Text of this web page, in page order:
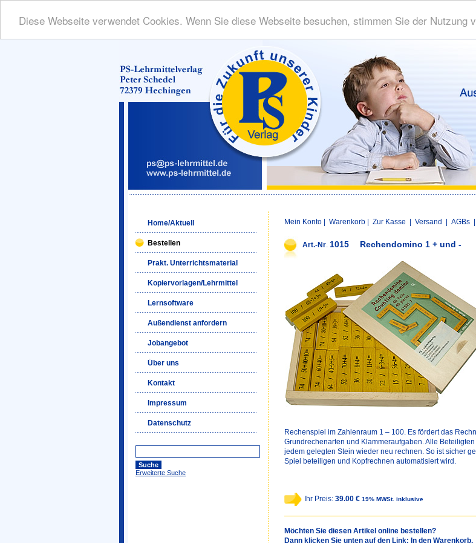
Diese Webseite verwendet Cookies. Wenn Sie diese Webseite besuchen, stimmen Sie der Nutzung
Home/Aktuell
Bestellen
Prakt. Unterrichtsmaterial
Kopiervorlagen/Lehrmittel
Lernsoftware
Außendienst anfordern
Jobangebot
Über uns
Kontakt
Impressum
Datenschutz
Erweiterte Suche
Mein Konto Warenkorb Zur Kasse Versand AGBs
Art.-Nr. 1015 Rechendomino 1 + und -
Rechenspiel im Zahlenraum 1 – 100. Es fördert das
Grundrechenarten und Klammeraufgaben. Alle
jedem gelegten Stein wieder neu rechnen. So ist sicher
Spiel beteiligen und Kopfrechnen automatisiert wird.
Ihr Preis: 39.00 € 19% MWSt. inklusive
Möchten Sie diesen Artikel online bestellen?
Dann klicken Sie unten auf den Link: In den Warenkorb.